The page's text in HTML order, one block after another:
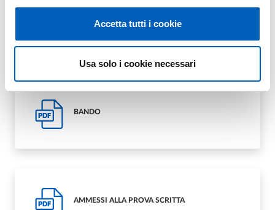
Accetta tutti i cookie
Usa solo i cookie necessari
(ora italiana) del trentesimo giorno,
decorrente dal giorno successivo a quello di
pubblicazione della Gazzetta Ufficiale.
PDF
BANDO
PDF
AMMESSI ALLA PROVA SCRITTA